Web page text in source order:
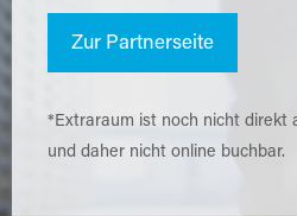
Zur Partnerseite
*Extraraum ist noch nicht direkt
und daher nicht online buchbar.